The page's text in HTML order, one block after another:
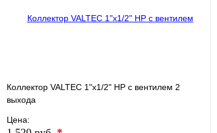
Коллектор VALTEC 1"х1/2" НР с вентилем 2
выхода
Цена: